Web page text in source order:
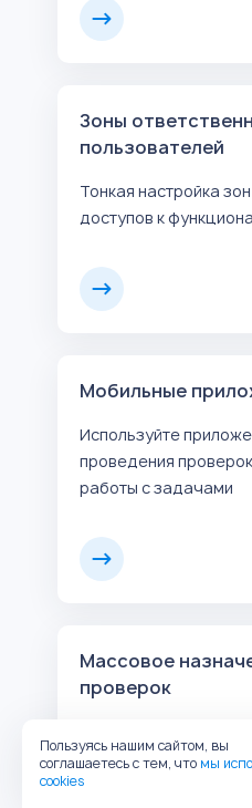
Зоны
пользователей
Тонкая настройка
доступов к
Мобильные
Используйте
проведения
работы с задачами
Массовое
проверок
соответствии с
Пользуясь нашим сайтом, вы
соглашаетесь с тем, что мы
cookies